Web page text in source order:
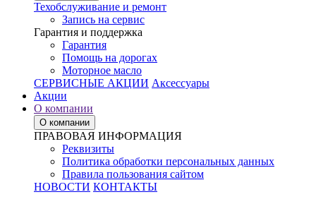
Техобслуживание и ремонт
Запись на сервис
Гарантия и поддержка
Гарантия
Помощь на дорогах
Моторное масло
СЕРВИСНЫЕ АКЦИИ Аксессуары
Акции
О компании
О компании
ПРАВОВАЯ ИНФОРМАЦИЯ
Реквизиты
Политика обработки персональных данных
Правила пользования сайтом
НОВОСТИ КОНТАКТЫ